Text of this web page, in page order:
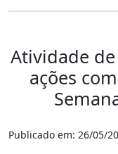
Atividade
ações
Publicado em: 26/05/